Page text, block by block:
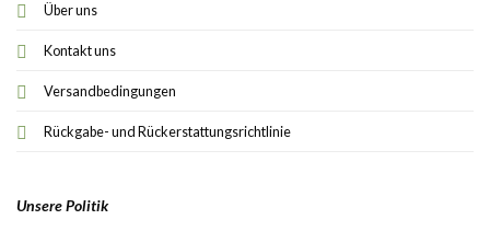
Über uns
Kontakt uns
Versandbedingungen
Rückgabe- und Rückerstattungsrichtlinie
Unsere Politik